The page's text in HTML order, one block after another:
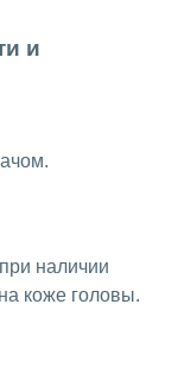
и
наличии
коже головы.